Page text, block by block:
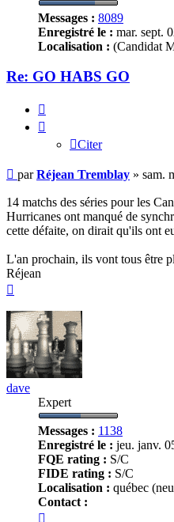
Messages : 8089
Enregistré le : mar. sept.
Localisation : (Candidat
Re: GO HABS GO
Citer
Message
parRéjean Tremblay » sam.
14 matchs des séries pour les
Hurricanes ont manqué de
cette défaite, on dirait qu'ils ont
L'an prochain, ils vont tous être
Réjean
dave
Expert
Messages : 1138
Enregistré le : jeu. janv.
FQE rating : S/C
FIDE rating : S/C
Localisation : québec
Contact :